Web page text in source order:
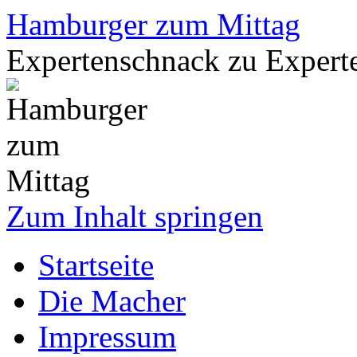
Hamburger zum Mittag
Expertenschnack zu
Zum Inhalt springen
Startseite
Die Macher
Impressum